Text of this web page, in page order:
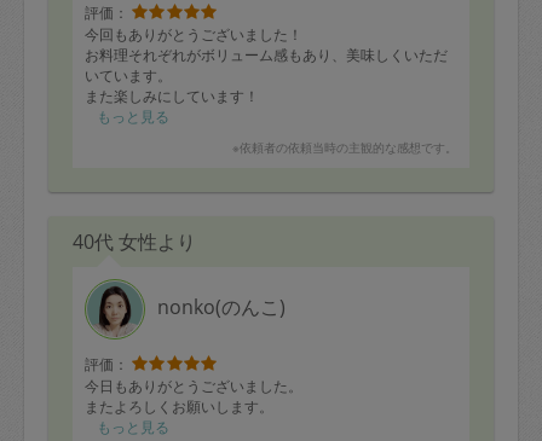
評価：
今回もありがとうございました！
お料理それぞれがボリューム感もあり、美味しくいただ
いています。
また楽しみにしています！
もっと見る
※依頼者の依頼当時の主観的な感想です。
40代 女性より
nonko(のんこ)
評価：
今日もありがとうございました。
またよろしくお願いします。
もっと見る